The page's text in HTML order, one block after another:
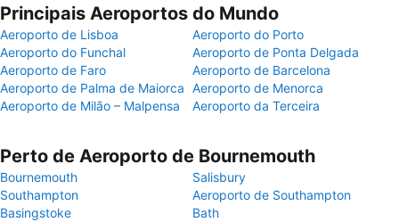
Principais Aeroportos do Mundo
Aeroporto de Lisboa
Aeroporto do Porto
Aeroporto do Funchal
Aeroporto de Ponta Delgada
Aeroporto de Faro
Aeroporto de Barcelona
Aeroporto de Palma de Maiorca Aeroporto de Menorca
Aeroporto de Milão – Malpensa
Aeroporto da Terceira
Perto de Aeroporto de Bournemouth
Bournemouth
Salisbury
Southampton
Aeroporto de Southampton
Basingstoke
Bath